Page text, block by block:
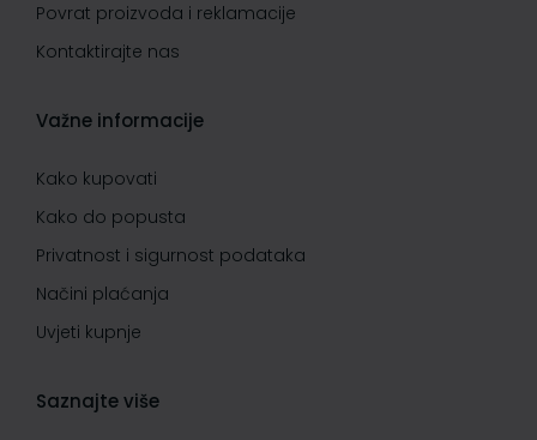
Povrat proizvoda i reklamacije
Kontaktirajte nas
Važne informacije
Kako kupovati
Kako do popusta
Privatnost i sigurnost podataka
Načini plaćanja
Uvjeti kupnje
Saznajte više